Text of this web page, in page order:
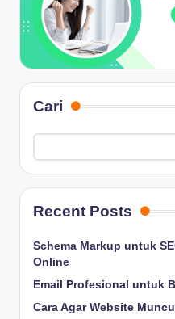
Cari
Recent Posts
Schema Markup untuk
Online
Email Profesional untuk
Cara Agar Website